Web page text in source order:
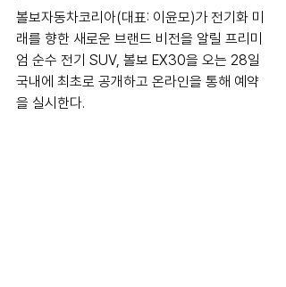
볼보자동차코리아(대표: 이윤모)가 전기화 미
래를 향한 새로운 브랜드 비전을 알릴 프리미
엄 순수 전기 SUV, 볼보 EX30을 오는 28일
국내에 최초로 공개하고 온라인을 통해 예약
을 실시한다.